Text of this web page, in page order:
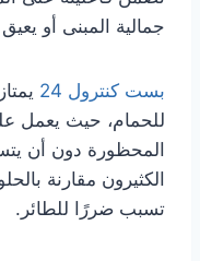
جمالية المبنى أو
بست كنترول 24
للحمام، حيث يعمل
المحظورة دون أن
الكثيرون مقارنة
تسبب ضررًا للطائر.